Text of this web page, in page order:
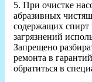
5. При очистке
абразивных
содержащих спирт
загрязнений
Запрещено
ремонта в
обратиться в